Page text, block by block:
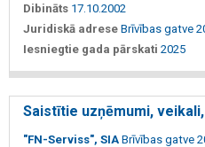
Dibināts 17.10.2002
Juridiskā adrese Brīvības gatve
Iesniegtie gada pārskati 2025
Saistītie uzņēmumi,
"FN-Serviss", SIA Brīvības gatve